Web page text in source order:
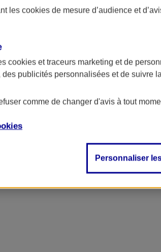
les cookies de mesure d’audience et
cookies et traceurs marketing et de
publicités personnalisées et de suivre
comme de changer d'avis à tout
Personnaliser